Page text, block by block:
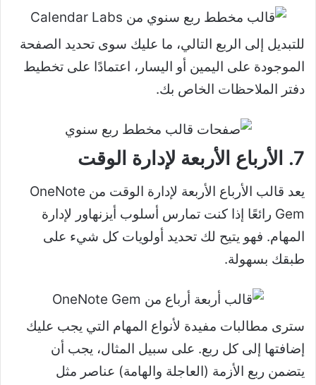
للتبديل إلى الربع التالي، ما عليك سوى تحديد الصفحة
الموجودة على اليمين أو اليسار، اعتمادًا على تخطيط
دفتر الملاحظات الخاص بك.
7. الأرباع الأربعة لإدارة الوقت
يعد قالب الأرباع الأربعة لإدارة الوقت من OneNote
Gem رائعًا إذا كنت تمارس أسلوب أيزنهاور لإدارة
المهام. فهو يتيح لك تحديد أولويات كل شيء على
طبقك بسهولة.
سترى مطالبات مفيدة لأنواع المهام التي يجب عليك
إضافتها إلى كل ربع. على سبيل المثال، يجب أن
يتضمن ربع الأزمة (العاجلة والهامة) عناصر مثل